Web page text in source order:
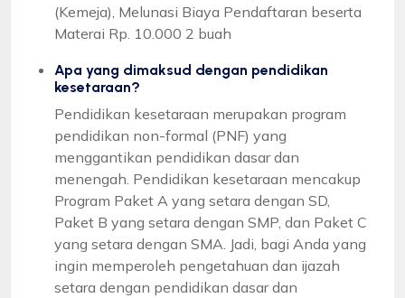
(Kemeja), Melunasi Biaya Pendaftaran beserta
Materai Rp. 10.000 2 buah
Apa yang dimaksud dengan pendidikan
kesetaraan?
Pendidikan kesetaraan merupakan program
pendidikan non-formal (PNF) yang
menggantikan pendidikan dasar dan
menengah. Pendidikan kesetaraan mencakup
Program Paket A yang setara dengan SD,
Paket B yang setara dengan SMP, dan Paket C
yang setara dengan SMA. Jadi, bagi Anda yang
ingin memperoleh pengetahuan dan ijazah
setara dengan pendidikan dasar dan